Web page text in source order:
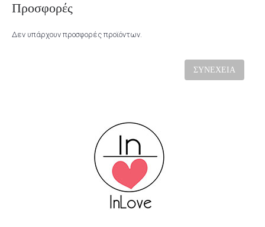
Προσφορές
Δεν υπάρχουν προσφορές προϊόντων.
ΣΥΝΈΧΕΙΑ